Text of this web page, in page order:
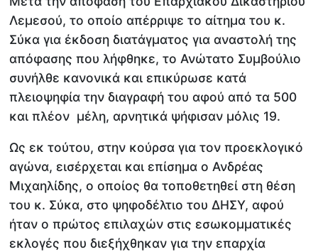
Λεμεσού, το οποίο απέρριψε το αίτημα του κ.
Σύκα για έκδοση διατάγματος για αναστολή της
απόφασης που λήφθηκε, το Ανώτατο Συμβούλιο
συνήλθε κανονικά και επικύρωσε κατά
πλειοψηφία την διαγραφή του αφού από τα 500
και πλέον μέλη, αρνητικά ψήφισαν μόλις 19.
Ως εκ τούτου, στην κούρσα για τον προεκλογικό
αγώνα, εισέρχεται και επίσημα ο Ανδρέας
Μιχαηλίδης, ο οποίος θα τοποθετηθεί στη θέση
του κ. Σύκα, στο ψηφοδέλτιο του ΔΗΣΥ, αφού
ήταν ο πρώτος επιλαχών στις εσωκομματικές
εκλογές που διεξήχθηκαν για την επαρχία